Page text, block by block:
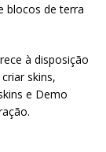
blocos de terra
à disposição
skins,
e Demo